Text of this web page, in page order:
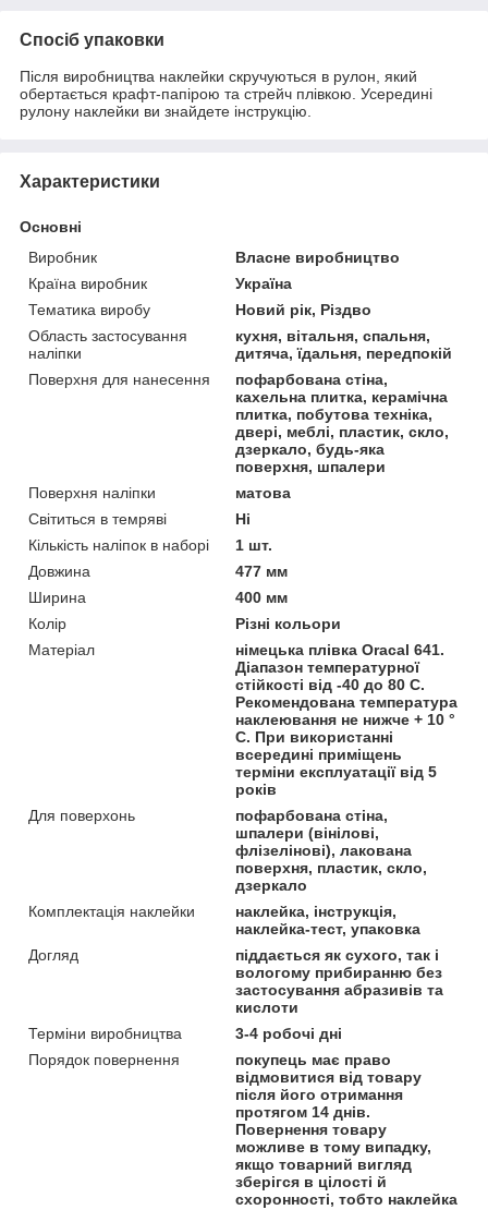
Спосіб упаковки
Після виробництва наклейки скручуються в рулон, який
обертається крафт-папірою та стрейч плівкою. Усередині
рулону наклейки ви знайдете інструкцію.
Характеристики
Основні
Виробник
Власне виробництво
Країна виробник
Україна
Тематика виробу
Новий рік, Різдво
Область застосування
наліпки
кухня, вітальня, спальня,
дитяча, їдальня, передпокій
Поверхня для нанесення
пофарбована стіна,
кахельна плитка, керамічна
плитка, побутова техніка,
двері, меблі, пластик, скло,
дзеркало, будь-яка
поверхня, шпалери
Поверхня наліпки
матова
Світиться в темряві
Ні
Кількість наліпок в наборі
1 шт.
Довжина
477 мм
Ширина
400 мм
Колір
Різні кольори
Матеріал
німецька плівка Oracal 641.
Діапазон температурної
стійкості від -40 до 80 С.
Рекомендована температура
наклеювання не нижче + 10 °
С. При використанні
всередині приміщень
терміни експлуатації від 5
років
Для поверхонь
пофарбована стіна,
шпалери (вінілові,
флізелінові), лакована
поверхня, пластик, скло,
дзеркало
Комплектація наклейки
наклейка, інструкція,
наклейка-тест, упаковка
Догляд
піддається як сухого, так і
вологому прибиранню без
застосування абразивів та
кислоти
Терміни виробництва
3-4 робочі дні
Порядок повернення
покупець має право
відмовитися від товару
після його отримання
протягом 14 днів.
Повернення товару
можливе в тому випадку,
якщо товарний вигляд
зберігся в цілості й
схоронності, тобто наклейка